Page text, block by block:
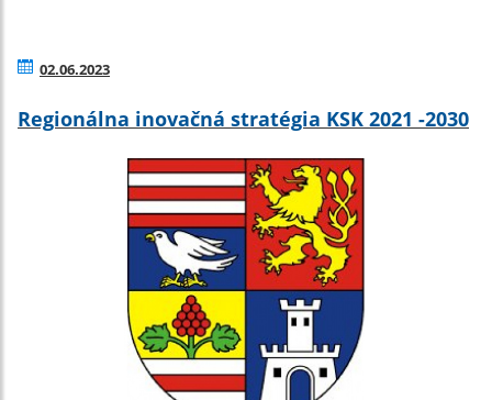
02.06.2023
Regionálna inovačná stratégia KSK 2021 -2030